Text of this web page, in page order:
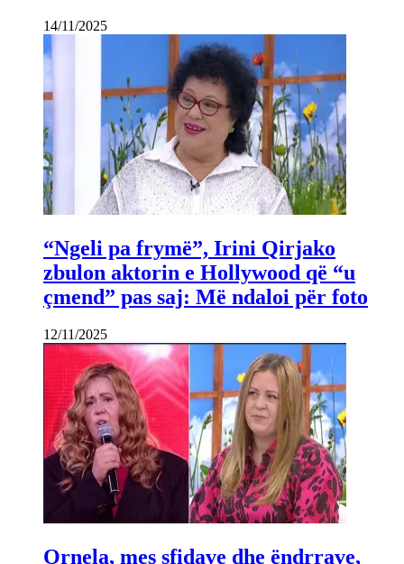
14/11/2025
“Ngeli pa frymë”, Irini Qirjako
zbulon aktorin e Hollywood që “u
çmend” pas saj: Më ndaloi për foto
12/11/2025
Ornela, mes sfidave dhe ëndrrave,